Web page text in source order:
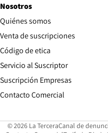
Nosotros
Quiénes somos
Venta de suscripciones
Código de etica Opens in new
Servicio al Suscriptor
Suscripción Empresas
Contacto Comercial
© 2026 La TerceraCanal de